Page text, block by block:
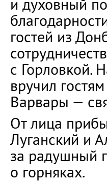
и духовный
гостей из
с Горловкой.
вручил
Варвары —
От лица
Луганский и
за радушный
о горняках.